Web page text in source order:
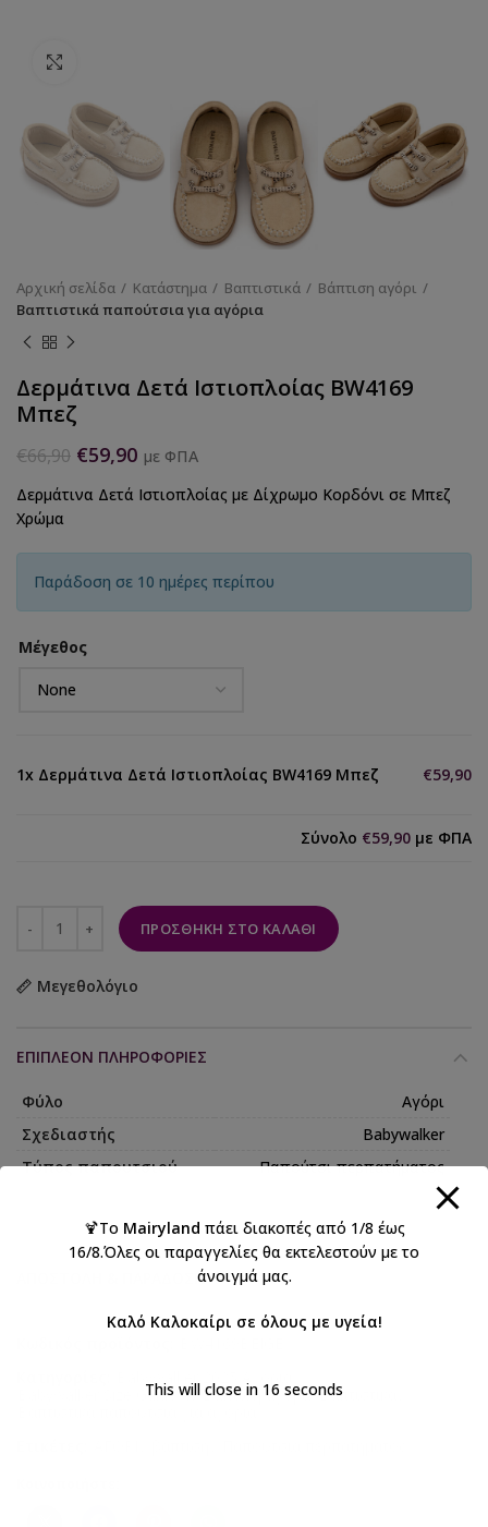
Αρχική σελίδα Κατάστημα Βαπτιστικά
Βάπτιση αγόρι
Βαπτιστικά παπούτσια για αγόρια
Δερμάτινα Δετά Ιστιοπλοίας BW4169
Μπεζ
€66,90 €59,90 με ΦΠΑ
Δερμάτινα Δετά Ιστιοπλοίας με Δίχρωμο Κορδόνι σε Μπεζ
Χρώμα
Παράδοση σε 10 ημέρες περίπου
Μέγεθος
1x Δερμάτινα Δετά Ιστιοπλοίας BW4169 Μπεζ €59,90
Σύνολο €59,90 με ΦΠΑ
ΠΡΟΣΘΉΚΗ ΣΤΟ ΚΑΛΆΘΙ
Μεγεθολόγιο
ΕΠΙΠΛΈΟΝ ΠΛΗΡΟΦΟΡΊΕΣ
Φύλο
Αγόρι
Σχεδιαστής
Babywalker
Τύπος παπουτσιού
Παπούτσι περπατήματος
ΑΠΟΣΤΟΛΉ & ΠΑΡΆΔΟΣΗ
Babywalker Size Guide 4, Βάπτιση αγόρι, Βαπτιστικά
🍹Το Mairyland πάει διακοπές από 1/8 έως
16/8.Όλες οι παραγγελίες θα εκτελεστούν με το
άνοιγμά μας.
Καλό Καλοκαίρι σε όλους με υγεία!
This will close in 15 seconds